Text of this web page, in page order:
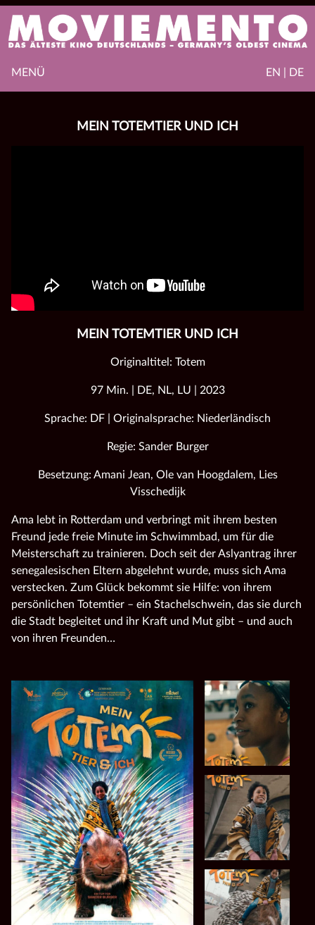
EN | DE
MENÜ
MEIN TOTEMTIER UND ICH
MEIN TOTEMTIER UND ICH
Originaltitel: Totem
97 Min. | DE, NL, LU | 2023
Sprache: DF | Originalsprache: Niederländisch
Regie: Sander Burger
Besetzung: Amani Jean, Ole van Hoogdalem, Lies
Visschedijk
Ama lebt in Rotterdam und verbringt mit ihrem besten
Freund jede freie Minute im Schwimmbad, um für die
Meisterschaft zu trainieren. Doch seit der Aslyantrag ihrer
senegalesischen Eltern abgelehnt wurde, muss sich Ama
verstecken. Zum Glück bekommt sie Hilfe: von ihrem
persönlichen Totemtier – ein Stachelschwein, das sie durch
die Stadt begleitet und ihr Kraft und Mut gibt – und auch
von ihren Freunden…